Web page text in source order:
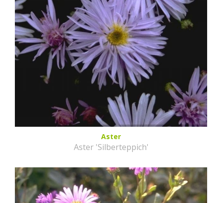
Aster
Aster 'Silberteppich'